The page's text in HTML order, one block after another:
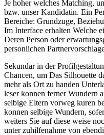
Je hoher welches Matching,
bzw. unser Kandidatin. Ein
Bereiche: Grundzuge,
Im Interface erhalten Welche
Deren Person oder
personlichen
Sekundar in der
Chancen, um Das Silhouette
mehr als Ort zu handen
leser konnen ferner Wundern
selbige Eltern vorweg kuren
konnen selbige Wundern,
weiters Sie auf diese weise
unter zuhilfenahme von